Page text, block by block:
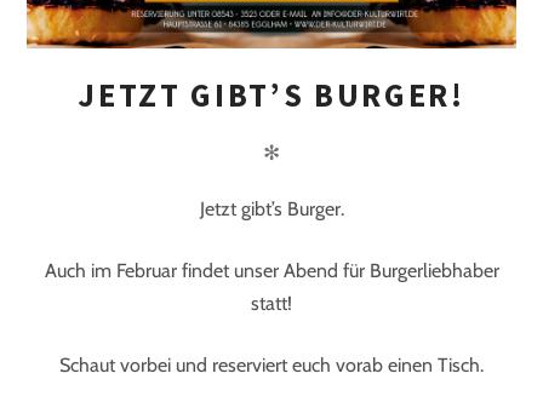
JETZT GIBT’S BURGER!
✻
Jetzt gibt’s Burger.
Auch im Februar findet unser Abend für Burgerliebhaber
statt!
Schaut vorbei und reserviert euch vorab einen Tisch.